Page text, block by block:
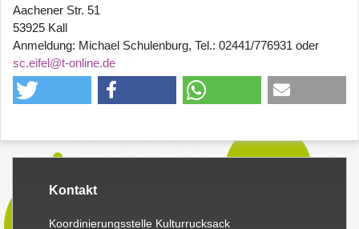
Aachener Str. 51
53925 Kall
Anmeldung: Michael Schulenburg, Tel.: 02441/776931 oder
sc.eifel@t-online.de
Kontakt
Koordinierungsstelle Kulturrucksack